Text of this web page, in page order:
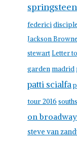
springsteen
federici
Jackson Browne
stewartLetter
gardenmadrid
patti scialfa
tour 2016
on broadway
steve van